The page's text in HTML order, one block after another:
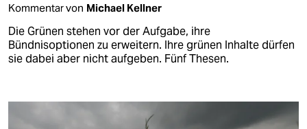
Kommentar von Michael Kellner
Die Grünen stehen vor der Aufgabe, ihre
Bündnisoptionen zu erweitern. Ihre grünen Inhalte dürfen
sie dabei aber nicht aufgeben. Fünf Thesen.